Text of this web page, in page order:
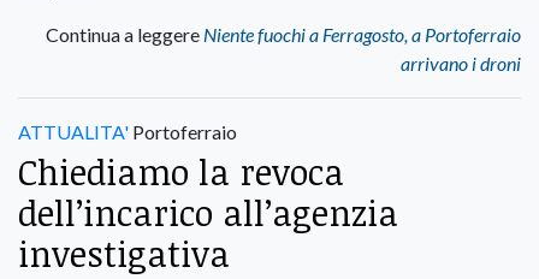
Continua a leggere Niente fuochi a Ferragosto, a Portoferraio
arrivano i droni
ATTUALITA' Portoferraio
Chiediamo la revoca
dell’incarico all’agenzia
investigativa